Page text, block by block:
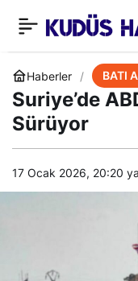
Haberler BATI
Suriye’de
Sürüyor
17 Ocak 2026, 20:20
İran’dan Basra
Körfezi’nde Tatbikat